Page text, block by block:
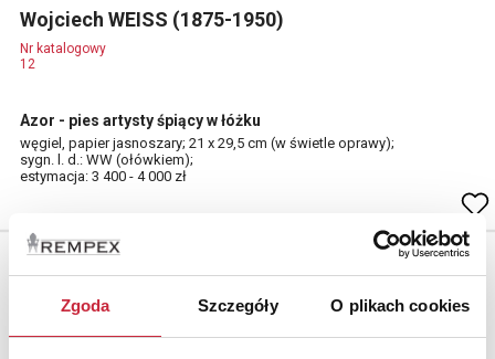
Zgoda Szczegóły O plikach cookies
Wojciech WEISS (1875-1950)
Nr katalogowy
12
Azor - pies artysty śpiący w łóżku
węgiel, papier jasnoszary; 21 x 29,5 cm (w świetle oprawy);
sygn. l. d.: WW (ołówkiem);
estymacja: 3 400 - 4 000 zł